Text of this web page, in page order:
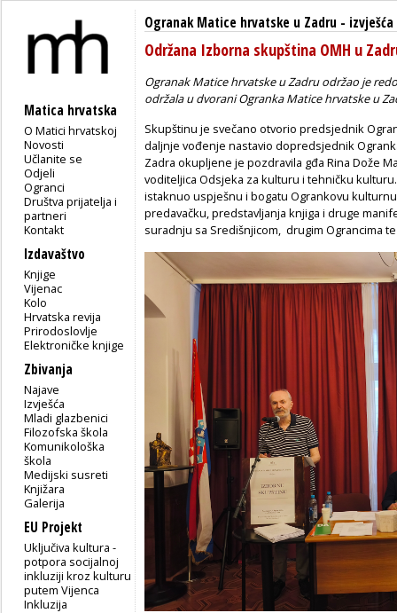
Matica hrvatska
O Matici hrvatskoj
Novosti
Učlanite se
Odjeli
Ogranci
Društva prijatelja i
partneri
Kontakt
Izdavaštvo
Knjige
Vijenac
Kolo
Hrvatska revija
Prirodoslovlje
Elektroničke knjige
Zbivanja
Najave
Izvješća
Mladi glazbenici
Filozofska škola
Komunikološka
škola
Medijski susreti
Knjižara
Galerija
EU Projekt
Uključiva kultura -
potpora socijalnoj
inkluziji kroz kulturu
putem Vijenca
Inkluzija
Ogranak Matice hrvatske u Zadru - izvješća
Održana Izborna skupština OMH u
Ogranak Matice hrvatske u Zadru održao je
održala u dvorani Ogranka Matice hrvatske u
Skupštinu je svečano otvorio predsjednik
daljnje vođenje nastavio dopredsjednik
Zadra okupljene je pozdravila gđa Rina Dože
voditeljica Odsjeka za kulturu i tehničku
istaknuo uspješnu i bogatu Ogrankovu
predavačku, predstavljanja knjiga i druge
suradnju sa Središnjicom, drugim Ograncima